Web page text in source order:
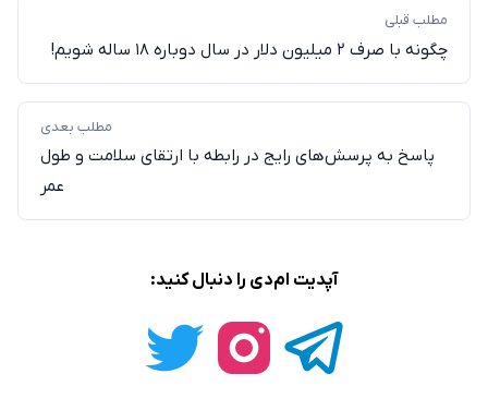
مطلب قبلی
چگونه با صرف ۲ میلیون دلار در سال دوباره ۱۸ ساله شویم!
مطلب بعدی
پاسخ به پرسش‌های رایج در رابطه با ارتقای سلامت و طول
عمر
آپدیت ام‌دی را دنبال کنید: